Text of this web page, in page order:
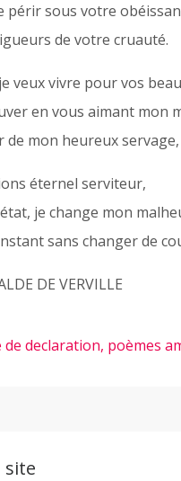
périr sous votre
de votre cruauté.
veux vivre pour vos
en vous aimant mon
de mon heureux servage,
éternel serviteur,
je change mon
sans changer de
DE VERVILLE
de declaration, poèmes
site